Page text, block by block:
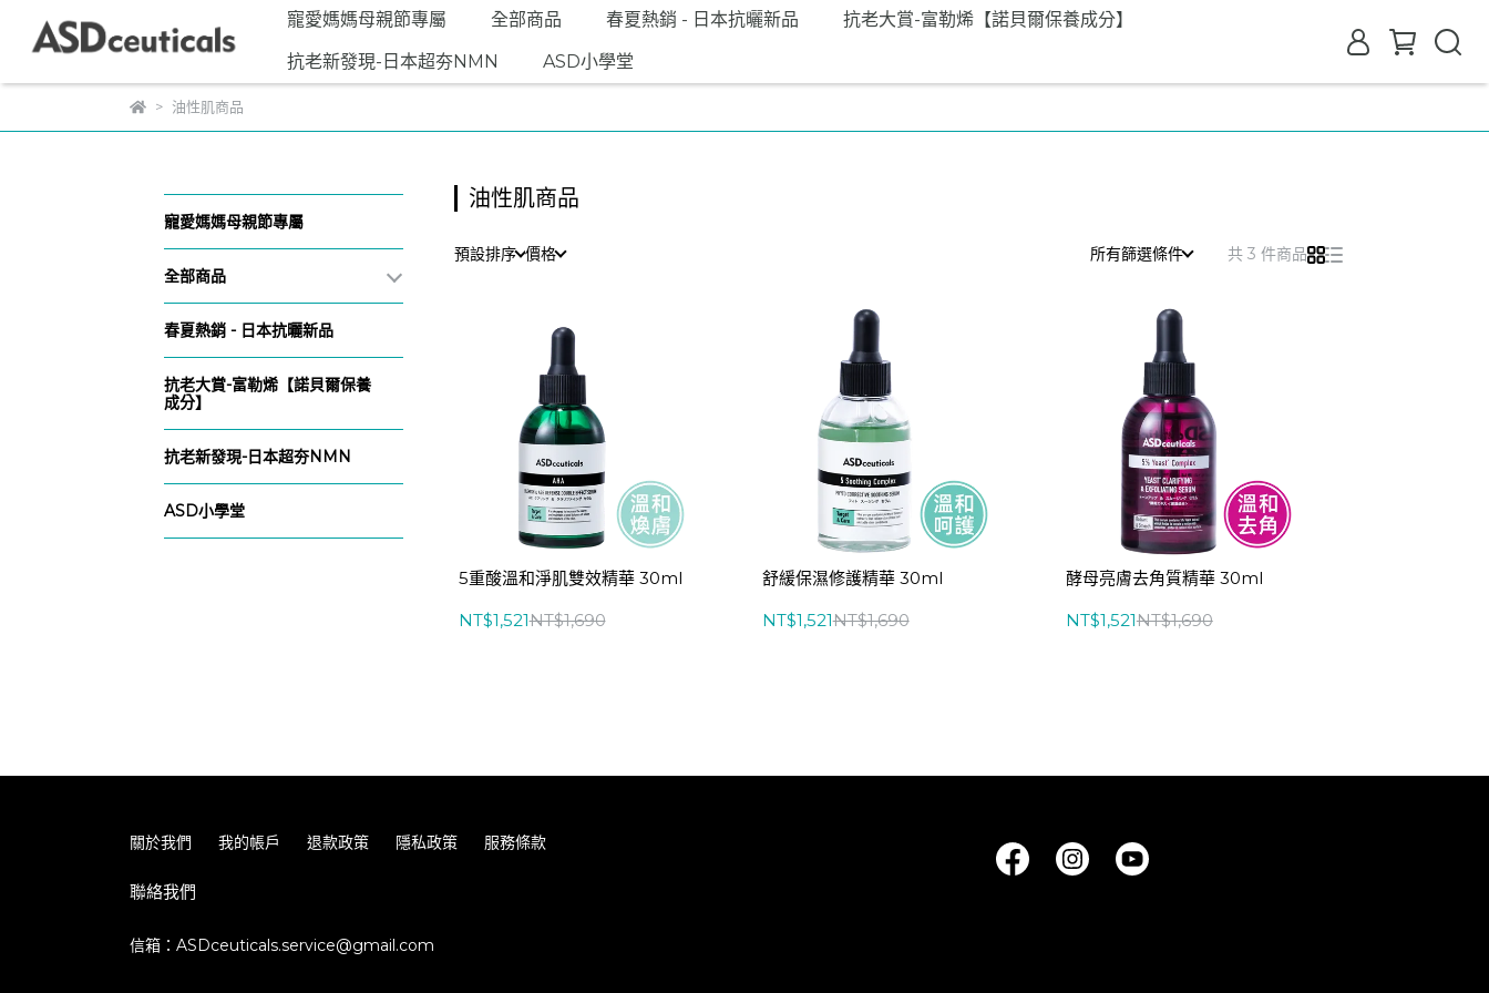
寵愛媽媽母親節專屬 全部商品 春夏熱銷 - 日本抗曬新品
抗老大賞-富勒烯【諾貝爾保養成分】
抗老新發現-日本超夯NMN
ASD小學堂
油性肌商品
寵愛媽媽母親節專屬
全部商品
春夏熱銷 - 日本抗曬新品
抗老大賞-富勒烯【諾貝爾保養
成分】
抗老新發現-日本超夯NMN
ASD小學堂
油性肌商品
預設排序 價格 所有篩選條件 共 3 件商品
5重酸溫和淨肌雙效精華 30ml
NT$1,521NT$1,690
舒緩保濕修護精華 30ml
NT$1,521NT$1,690
酵母亮膚去角質精華 30ml
NT$1,521NT$1,690
關於我們 我的帳戶 退款政策 隱私政策 服務條款
聯絡我們
信箱：ASDceuticals.service@gmail.com